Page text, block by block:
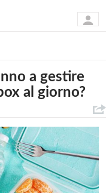
a gestire
al giorno?